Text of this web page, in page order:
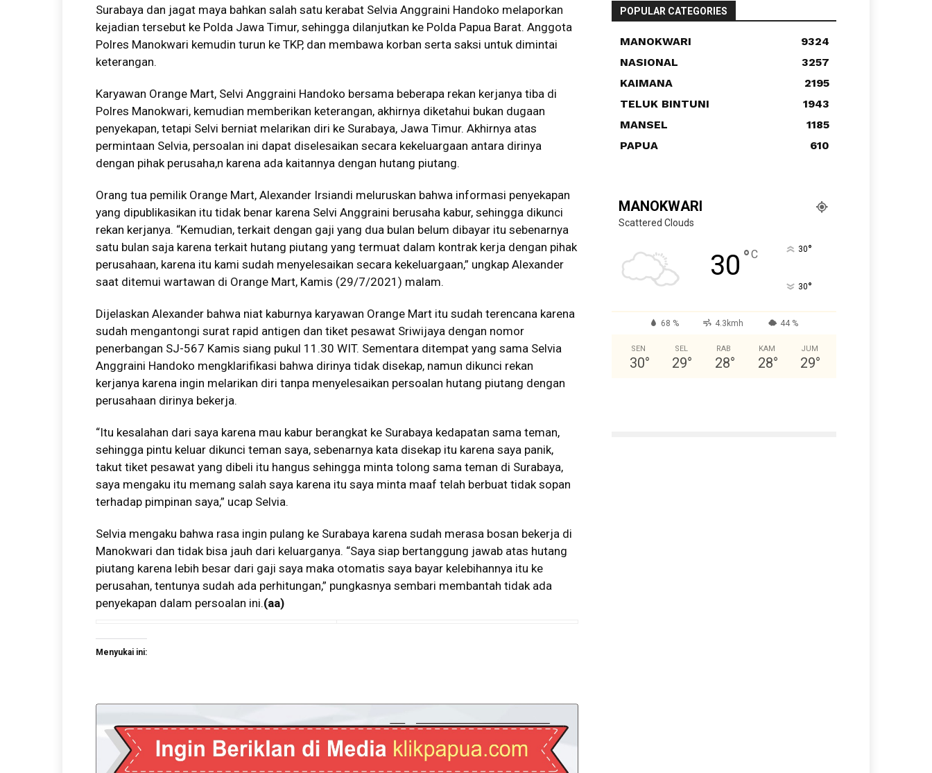
Surabaya dan jagat maya bahkan salah satu kerabat Selvia Anggraini Handoko melaporkan
kejadian tersebut ke Polda Jawa Timur, sehingga dilanjutkan ke Polda Papua Barat. Anggota
Polres Manokwari kemudin turun ke TKP, dan membawa korban serta saksi untuk dimintai
keterangan.
Karyawan Orange Mart, Selvi Anggraini Handoko bersama beberapa rekan kerjanya tiba di
Polres Manokwari, kemudian memberikan keterangan, akhirnya diketahui bukan dugaan
penyekapan, tetapi Selvi berniat melarikan diri ke Surabaya, Jawa Timur. Akhirnya atas
permintaan Selvia, persoalan ini dapat diselesaikan secara kekeluargaan antara dirinya
dengan pihak perusaha,n karena ada kaitannya dengan hutang piutang.
Orang tua pemilik Orange Mart, Alexander Irsiandi meluruskan bahwa informasi penyekapan
yang dipublikasikan itu tidak benar karena Selvi Anggraini berusaha kabur, sehingga dikunci
rekan kerjanya. “Kemudian, terkait dengan gaji yang dua bulan belum dibayar itu sebenarnya
satu bulan saja karena terkait hutang piutang yang termuat dalam kontrak kerja dengan pihak
perusahaan, karena itu kami sudah menyelesaikan secara kekeluargaan,” ungkap Alexander
saat ditemui wartawan di Orange Mart, Kamis (29/7/2021) malam.
Dijelaskan Alexander bahwa niat kaburnya karyawan Orange Mart itu sudah terencana karena
sudah mengantongi surat rapid antigen dan tiket pesawat Sriwijaya dengan nomor
penerbangan SJ-567 Kamis siang pukul 11.30 WIT. Sementara ditempat yang sama Selvia
Anggraini Handoko mengklarifikasi bahwa dirinya tidak disekap, namun dikunci rekan
kerjanya karena ingin melarikan diri tanpa menyelesaikan persoalan hutang piutang dengan
perusahaan dirinya bekerja.
“Itu kesalahan dari saya karena mau kabur berangkat ke Surabaya kedapatan sama teman,
sehingga pintu keluar dikunci teman saya, sebenarnya kata disekap itu karena saya panik,
takut tiket pesawat yang dibeli itu hangus sehingga minta tolong sama teman di Surabaya,
saya mengaku itu memang salah saya karena itu saya minta maaf telah berbuat tidak sopan
terhadap pimpinan saya,” ucap Selvia.
Selvia mengaku bahwa rasa ingin pulang ke Surabaya karena sudah merasa bosan bekerja di
Manokwari dan tidak bisa jauh dari keluarganya. “Saya siap bertanggung jawab atas hutang
piutang karena lebih besar dari gaji saya maka otomatis saya bayar kelebihannya itu ke
perusahan, tentunya sudah ada perhitungan,” pungkasnya sembari membantah tidak ada
penyekapan dalam persoalan ini.(aa)
Menyukai ini:
POPULAR CATEGORIES
MANOKWARI
9324
NASIONAL
3257
KAIMANA
2195
TELUK BINTUNI
1943
MANSEL
1185
PAPUA
610
MANOKWARI
Scattered Clouds
30 °C 30°
30°
68 % 4.3kmh 44 %
SEN
30°
SEL
29°
RAB
28°
KAM
28°
JUM
29°